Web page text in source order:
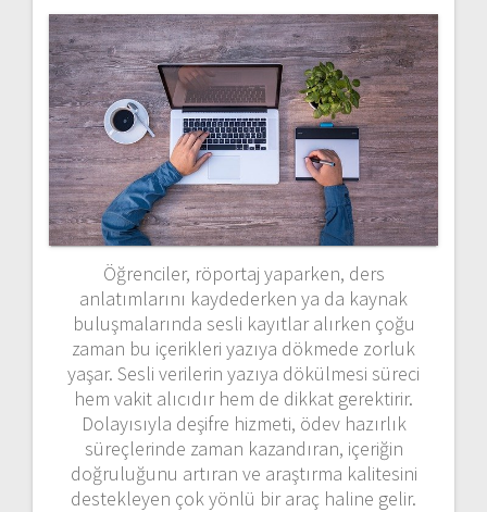
Öğrenciler, röportaj yaparken, ders
anlatımlarını kaydederken ya da kaynak
buluşmalarında sesli kayıtlar alırken çoğu
zaman bu içerikleri yazıya dökmede zorluk
yaşar. Sesli verilerin yazıya dökülmesi süreci
hem vakit alıcıdır hem de dikkat gerektirir.
Dolayısıyla deşifre hizmeti, ödev hazırlık
süreçlerinde zaman kazandıran, içeriğin
doğruluğunu artıran ve araştırma kalitesini
destekleyen çok yönlü bir araç haline gelir.